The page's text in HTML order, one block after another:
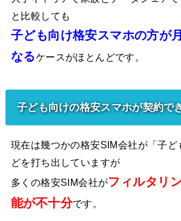
と比較しても
子ども向け格安スマホの方が
なるケースがほとんどです。
子ども向けの格安スマホが契約で
現在は幾つかの格安SIM会社が「子ど
どを打ち出していますが
多くの格安SIM会社がフィルタリ
能が不十分です。